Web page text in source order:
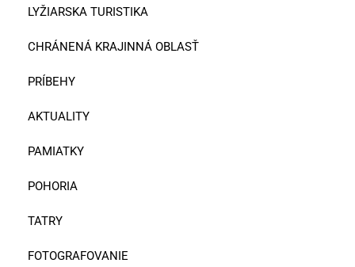
LYŽIARSKA TURISTIKA
CHRÁNENÁ KRAJINNÁ OBLASŤ
PRÍBEHY
AKTUALITY
PAMIATKY
POHORIA
TATRY
FOTOGRAFOVANIE